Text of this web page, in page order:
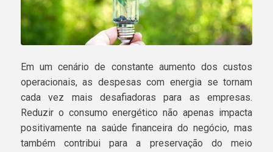
Em um cenário de constante aumento dos custos
operacionais, as despesas com energia se tornam
cada vez mais desafiadoras para as empresas.
Reduzir o consumo energético não apenas impacta
positivamente na saúde financeira do negócio, mas
também contribui para a preservação do meio